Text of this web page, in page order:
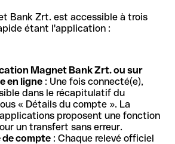
Bank Zrt. est accessible à trois
étant l'application :
Magnet Bank Zrt. ou sur
en ligne : Une fois connecté(e),
dans le récapitulatif du
« Détails du compte ». La
proposent une fonction
un transfert sans erreur.
de compte : Chaque relevé officiel